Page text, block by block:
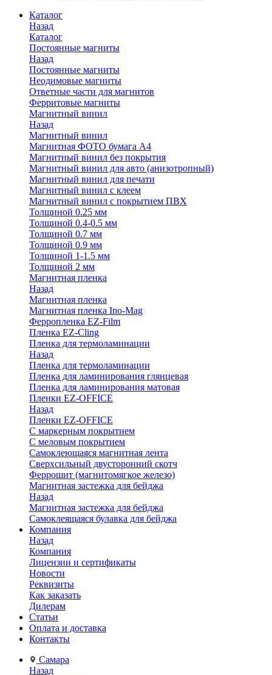
Каталог
Назад
Каталог
Постоянные магниты
Назад
Постоянные магниты
Неодимовые магниты
Ответные части для магнитов
Ферритовые магниты
Магнитный винил
Назад
Магнитный винил
Магнитная ФОТО бумага А4
Магнитный винил без покрытия
Магнитный винил для авто (анизотропный)
Магнитный винил для печати
Магнитный винил с клеем
Магнитный винил с покрытием ПВХ
Толщиной 0.25 мм
Толщиной 0.4-0.5 мм
Толщиной 0.7 мм
Толщиной 0.9 мм
Толщиной 1-1.5 мм
Толщиной 2 мм
Магнитная пленка
Назад
Магнитная пленка
Магнитная пленка Ino-Mag
Ферропленка EZ-Film
Пленка EZ-Cling
Пленка для термоламинации
Назад
Пленка для термоламинации
Пленка для ламинирования глянцевая
Пленка для ламинирования матовая
Пленки EZ-OFFICE
Назад
Пленки EZ-OFFICE
С маркерным покрытием
С меловым покрытием
Самоклеющаяся магнитная лента
Сверхсильный двусторонний скотч
Феррошит (магнитомягкое железо)
Магнитная застежка для бейджа
Назад
Магнитная застежка для бейджа
Самоклеящаяся булавка для бейджа
Компания
Назад
Компания
Лицензии и сертификаты
Новости
Реквизиты
Как заказать
Дилерам
Статьи
Оплата и доставка
Контакты
Самара
Назад